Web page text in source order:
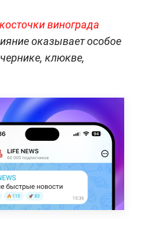
винограда
оказывает особое
клюкве,